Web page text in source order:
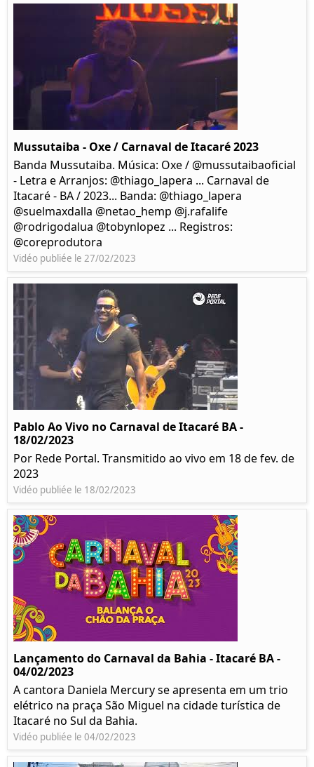
Mussutaiba - Oxe / Carnaval de Itacaré 2023
Banda Mussutaiba. Música: Oxe / @mussutaibaoficial
- Letra e Arranjos: @thiago_lapera ... Carnaval de
Itacaré - BA / 2023... Banda: @thiago_lapera
@suelmaxdalla @netao_hemp @j.rafalife
@rodrigodalua @tobynlopez ... Registros:
@coreprodutora
Vidéo publiée le 27/02/2023
Pablo Ao Vivo no Carnaval de Itacaré BA -
18/02/2023
Por Rede Portal. Transmitido ao vivo em 18 de fev. de
2023
Vidéo publiée le 18/02/2023
Lançamento do Carnaval da Bahia - Itacaré BA -
04/02/2023
A cantora Daniela Mercury se apresenta em um trio
elétrico na praça São Miguel na cidade turística de
Itacaré no Sul da Bahia.
Vidéo publiée le 04/02/2023